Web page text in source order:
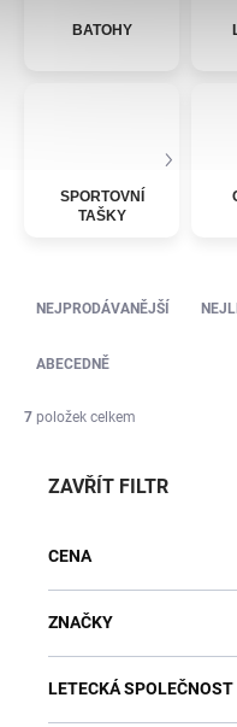
BATOHY
SPORTOVNÍ
TAŠKY
NEJPRODÁVANĚJŠÍ
ABECEDNĚ
7 položek celkem
ZAVŘÍT FILTR
CENA
ZNAČKY
LETECKÁ SPOLEČNOST